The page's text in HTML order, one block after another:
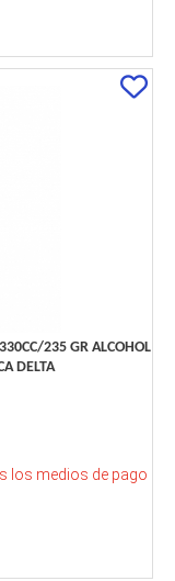
235 GR ALCOHOL
DELTA
los medios de pago